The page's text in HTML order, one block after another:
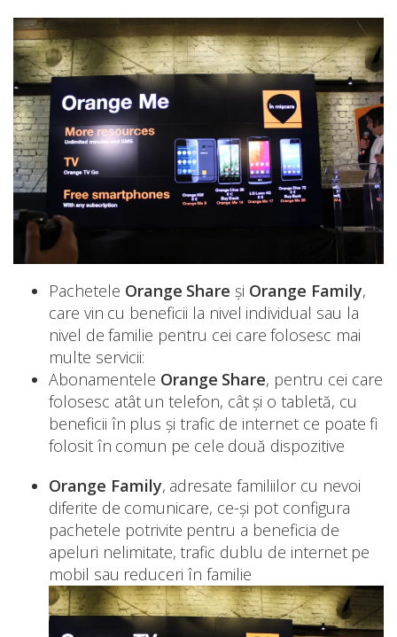
Pachetele Orange Share şi Orange Family,
care vin cu beneficii la nivel individual sau la
nivel de familie pentru cei care folosesc mai
multe servicii:
Abonamentele Orange Share, pentru cei care
folosesc atât un telefon, cât şi o tabletă, cu
beneficii în plus și trafic de internet ce poate fi
folosit în comun pe cele două dispozitive
Orange Family, adresate familiilor cu nevoi
diferite de comunicare, ce-şi pot configura
pachetele potrivite pentru a beneficia de
apeluri nelimitate, trafic dublu de internet pe
mobil sau reduceri în familie